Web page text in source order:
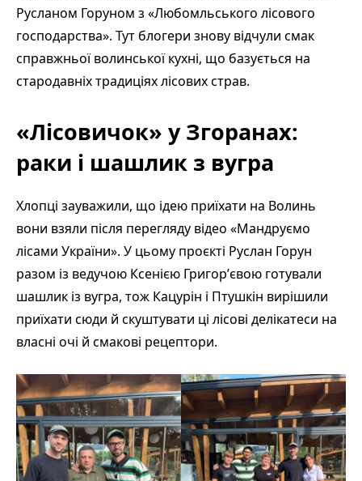
Русланом Горуном з «Любомльського лісового
господарства». Тут блогери знову відчули смак
справжньої волинської кухні, що базується на
стародавніх традиціях лісових страв.
«Лісовичок» у Згоранах:
раки і шашлик з вугра
Хлопці зауважили, що ідею приїхати на Волинь
вони взяли після перегляду відео «Мандруємо
лісами України». У цьому проєкті Руслан Горун
разом із ведучою Ксенією Григорʼєвою готували
шашлик із вугра, тож Кацурін і Птушкін вирішили
приїхати сюди й скуштувати ці лісові делікатеси на
власні очі й смакові рецептори.